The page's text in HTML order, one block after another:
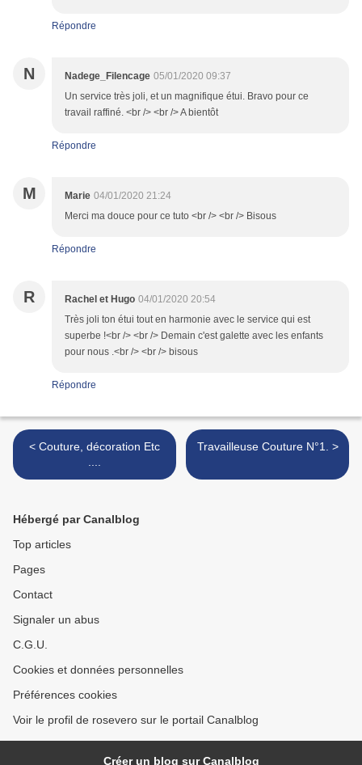
Répondre
N Nadege_Filencage 05/01/2020 09:37
Un service très joli, et un magnifique étui. Bravo pour ce
travail raffiné. <br /> <br /> A bientôt
Répondre
M Marie 04/01/2020 21:24
Merci ma douce pour ce tuto <br /> <br /> Bisous
Répondre
R Rachel et Hugo 04/01/2020 20:54
Très joli ton étui tout en harmonie avec le service qui est
superbe !<br /> <br /> Demain c'est galette avec les enfants
pour nous .<br /> <br /> bisous
Répondre
< Couture, décoration Etc
Travailleuse Couture N°1. >
Hébergé par Canalblog
Top articles
Pages
Contact
Signaler un abus
C.G.U.
Cookies et données personnelles
Préférences cookies
Voir le profil de rosevero sur le portail Canalblog
Créer un blog sur Canalblog